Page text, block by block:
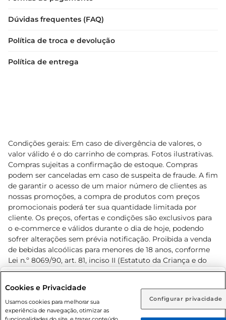
Rio de Janeiro (RJ) Goiás (GO)
Ou
Dúvidas frequentes (FAQ)
Política de troca e devolução
Política de entrega
Condições gerais: Em caso de divergência de valores, o
valor válido é o do carrinho de compras. Fotos ilustrativas.
Compras sujeitas a confirmação de estoque. Compras
podem ser canceladas em caso de suspeita de fraude. A fim
de garantir o acesso de um maior número de clientes as
nossas promoções, a compra de produtos com preços
promocionais poderá ter sua quantidade limitada por
cliente. Os preços, ofertas e condições são exclusivos para
o e-commerce e válidos durante o dia de hoje, podendo
sofrer alterações sem prévia notificação. Proibida a venda
de bebidas alcoólicas para menores de 18 anos, conforme
Lei n.º 8069/90, art. 81, inciso II (Estatuto da Criança e do
Adolescente). Preços e condições exclusivos para o
prévio. O valor mínimo para as compras on-line é de R$
80,00.
Cookies e Privacidade
Usamos cookies para melhorar sua
experiência de navegação, otimizar as
Configurar privacidade